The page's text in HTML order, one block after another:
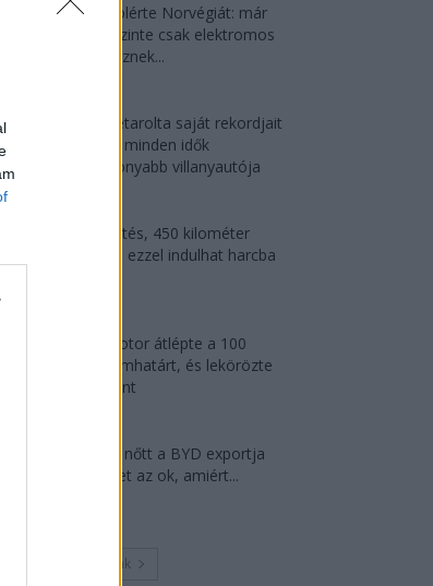
Dánia utolérte Norvégiát: már
náluk is szinte csak elektromos
autót vesznek...
Az Audi letarolta saját rekordjait
— készül minden idők
leghatékonyabb villanyautója
9 perc töltés, 450 kilométer
hatótáv – ezzel indulhat harcba
A Leapmotor átlépte a 100
ezres álomhatárt, és lekörözte
a Changant
124%-kal nőtt a BYD exportja
— ez lehet az ok, amiért...
Továbbiak